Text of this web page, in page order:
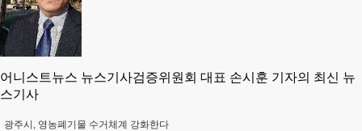
어니스트뉴스 뉴스기사검증위원회 대표 손시훈 기자의 최신 뉴
스기사
광주시, 영농폐기물 수거체계 강화한다